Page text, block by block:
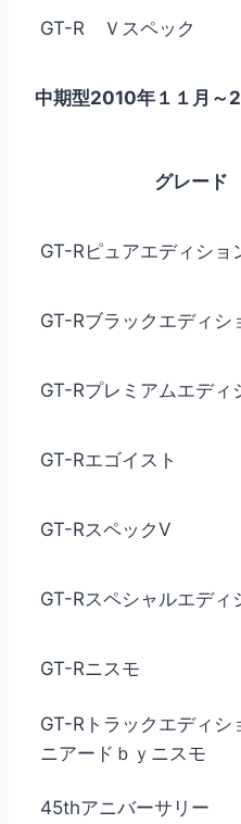
GT-R Ｖスペック
中期型2010年１１月～
グレード
GT-Rピュアエディショ
GT-Rブラックエディシ
GT-Rプレミアムエディ
GT-Rエゴイスト
GT-RスペックV
GT-Rスペシャルエディ
GT-Rニスモ
GT-Rトラックエディシ
ニアードｂｙニスモ
45thアニバーサリー